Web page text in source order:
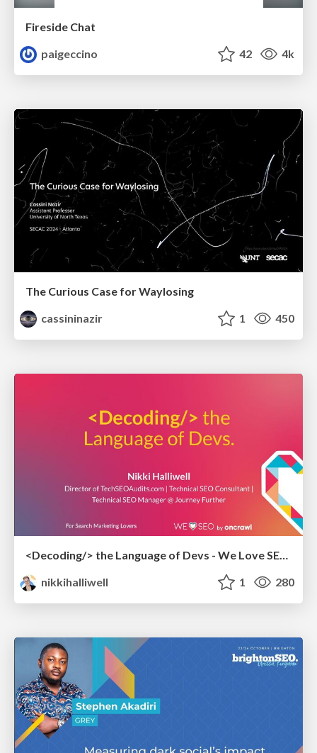
Fireside Chat
paigeccino
42 4k
The Curious Case for Waylosing
cassininazir
1 450
<Decoding/> the Language of Devs - We Love SEO 2024
nikkihalliwell
1 280